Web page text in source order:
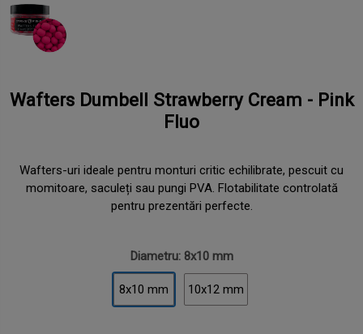
Wafters Dumbell Strawberry Cream - Pink
Fluo
Wafters-uri ideale pentru monturi critic echilibrate, pescuit cu
momitoare, saculeți sau pungi PVA. Flotabilitate controlată
pentru prezentări perfecte.
Diametru: 8x10 mm
8x10 mm 10x12 mm